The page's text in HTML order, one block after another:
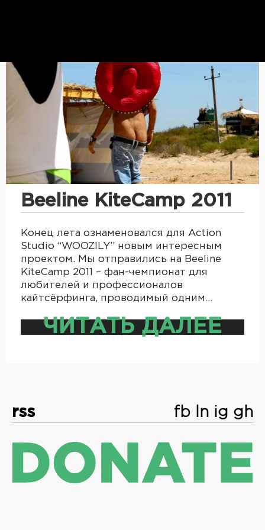
Beeline KiteCamp 2011
Конец лета ознаменовался для Action
Studio “WOOZILY” новым интересным
проектом. Мы отправились на Beeline
KiteCamp 2011 – фан-чемпионат для
любителей и профессионалов
кайтсёрфинга, проводимый одним…
ЧИТАТЬ ДАЛЕЕ
rss fb ln ig gh